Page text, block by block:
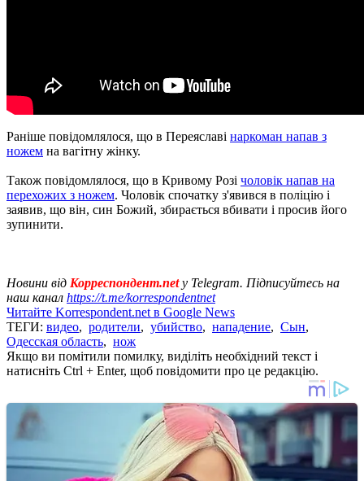
Раніше повідомлялося, що в Переяславі наркоман напав з
ножем на вагітну жінку.
Також повідомлялося, що в Кривому Розі чоловік напав на
перехожих з ножем. Чоловік спочатку з'явився в поліцію і
заявив, що він, син Божий, збирається вбивати і просив його
зупинити.
Новини від Корреспондент.netу Telegram. Підписуйтесь на
наш канал https://t.me/korrespondentnet
Читайте Korrespondent.net в Google News
ТЕГИ: видео, родители, убийство, нападение, Сын,
Одесская область, нож
Якщо ви помітили помилку, виділіть необхідний текст і
натисніть Ctrl + Enter, щоб повідомити про це редакцію.